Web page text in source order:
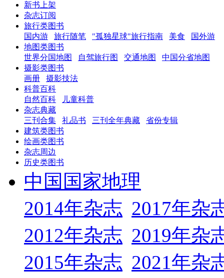
新书上架
杂志订阅
旅行类图书
国内游
旅行随笔 "孤独星球"旅行指南 美食
国外游
地图类图书
世界分国地图
自驾旅行图 交通地图
中国分省地图
摄影类图书
画册
摄影技法
科普百科
自然百科
儿童科普
杂志典藏
三刊合集
礼品书 三刊全年典藏
省份专辑
建筑类图书
绘画类图书
杂志周边
历史类图书
中国国家地理
2014年杂志 2017年杂
2012年杂志 2019年杂
2015年杂志 2021年杂